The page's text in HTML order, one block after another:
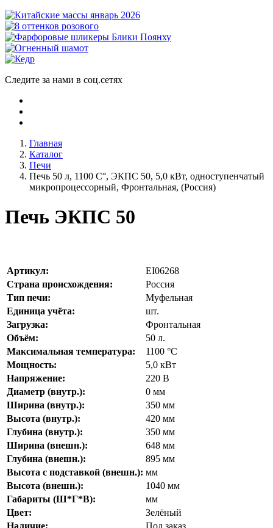
Следите за нами в соц.сетях
Главная
Каталог
Печи
Печь 50 л, 1100 С°, ЭКПС 50, 5,0 кВт, одноступенчатый
микропроцессорный, Фронтальная, (Россия)
Печь ЭКПС 50
Артикул:
EI06268
Страна происхождения:
Россия
Тип печи:
Муфельная
Единица учёта:
шт.
Загрузка:
Фронтальная
Объём:
50 л.
Максимальная температура:
1100 °С
Мощность:
5,0 кВт
Напряжение:
220 В
Диаметр (внутр.):
0 мм
Ширина (внутр.):
350 мм
Высота (внутр.):
420 мм
Глубина (внутр.):
350 мм
Ширина (внешн.):
648 мм
Глубина (внешн.):
895 мм
Высота с подставкой (внешн.): мм
Высота (внешн.):
1040 мм
Габариты (Ш*Г*В):
мм
Цвет:
Зелёный
Наличие:
Под заказ